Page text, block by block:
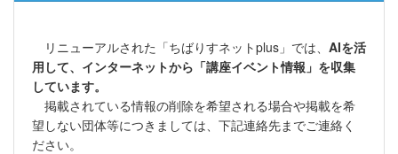
リニューアルされた「ちばりすネットplus」では、 AIを活
用して、インターネットから「講座イベント情報」を収集
しています。
掲載されている情報の削除を希望される場合や掲載を希
望しない団体等につきましては、下記連絡先までご連絡く
ださい。